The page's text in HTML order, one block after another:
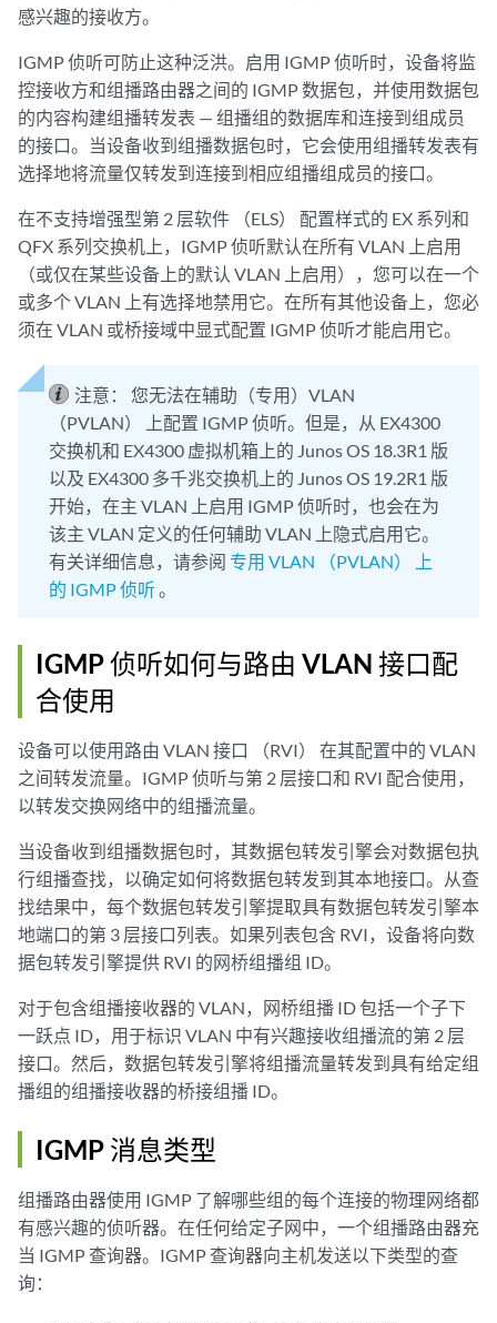
感兴趣的接收方。
IGMP 侦听可防止这种泛洪。启用 IGMP 侦听时，设备将监
控接收方和组播路由器之间的 IGMP 数据包，并使用数据包
的内容构建组播转发表 — 组播组的数据库和连接到组成员
的接口。当设备收到组播数据包时，它会使用组播转发表有
选择地将流量仅转发到连接到相应组播组成员的接口。
在不支持增强型第 2 层软件 （ELS） 配置样式的 EX 系列和
QFX 系列交换机上，IGMP 侦听默认在所有 VLAN 上启用
（或仅在某些设备上的默认 VLAN 上启用），您可以在一个
或多个 VLAN 上有选择地禁用它。在所有其他设备上，您必
须在 VLAN 或桥接域中显式配置 IGMP 侦听才能启用它。
注意：
您无法在辅助（专用）VLAN
（PVLAN） 上配置 IGMP 侦听。但是，从 EX4300
交换机和 EX4300 虚拟机箱上的 Junos OS 18.3R1 版
以及 EX4300 多千兆交换机上的 Junos OS 19.2R1 版
开始，在主 VLAN 上启用 IGMP 侦听时，也会在为
该主 VLAN 定义的任何辅助 VLAN 上隐式启用它。
有关详细信息，请参阅 专用 VLAN （PVLAN） 上
的 IGMP 侦听。
IGMP 侦听如何与路由 VLAN 接口配
合使用
设备可以使用路由 VLAN 接口 （RVI） 在其配置中的 VLAN
之间转发流量。IGMP 侦听与第 2 层接口和 RVI 配合使用，
以转发交换网络中的组播流量。
当设备收到组播数据包时，其数据包转发引擎会对数据包执
行组播查找，以确定如何将数据包转发到其本地接口。从查
找结果中，每个数据包转发引擎提取具有数据包转发引擎本
地端口的第 3 层接口列表。如果列表包含 RVI，设备将向数
据包转发引擎提供 RVI 的网桥组播组 ID。
对于包含组播接收器的 VLAN，网桥组播 ID 包括一个子下
一跃点 ID，用于标识 VLAN 中有兴趣接收组播流的第 2 层
接口。然后，数据包转发引擎将组播流量转发到具有给定组
播组的组播接收器的桥接组播 ID。
IGMP 消息类型
组播路由器使用 IGMP 了解哪些组的每个连接的物理网络都
有感兴趣的侦听器。在任何给定子网中，一个组播路由器充
当 IGMP 查询器。IGMP 查询器向主机发送以下类型的查
询：